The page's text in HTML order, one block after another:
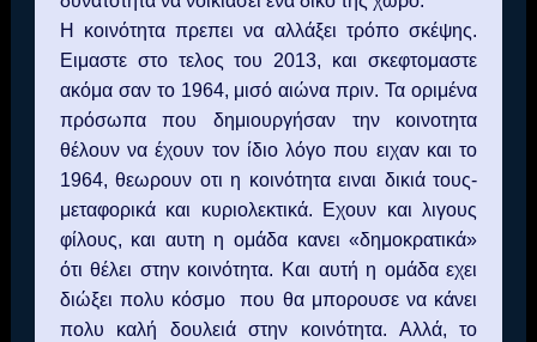
Η κοινότητα πρεπει να αλλάξει τρόπο σκέψης.
Ειμαστε στο τελος του 2013, και σκεφτομαστε
ακόμα σαν το 1964, μισό αιώνα πριν. Τα οριμένα
πρόσωπα που δημιουργήσαν την κοινοτητα
θέλουν να έχουν τον ίδιο λόγο που ειχαν και το
1964, θεωρουν οτι η κοινότητα ειναι δικιά τους-
μεταφορικά και κυριολεκτικά. Εχουν και λιγους
φίλους, και αυτη η ομάδα κανει «δημοκρατικά»
ότι θέλει στην κοινότητα. Και αυτή η ομάδα εχει
διώξει πολυ κόσμο που θα μπορουσε να κάνει
πολυ καλή δουλειά στην κοινότητα. Αλλά, το